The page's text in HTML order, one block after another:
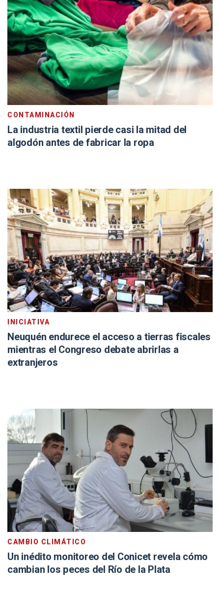
CONTAMINACIÓN
La industria textil pierde casi la mitad del
algodón antes de fabricar la ropa
INICIATIVA
Neuquén endurece el acceso a tierras fiscales
mientras el Congreso debate abrirlas a
extranjeros
CAMBIO CLIMÁTICO
Un inédito monitoreo del Conicet revela cómo
cambian los peces del Río de la Plata